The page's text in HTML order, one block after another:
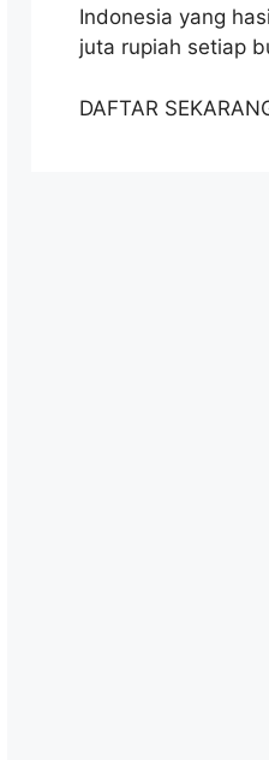
Indonesia yang
juta rupiah setiap
DAFTAR